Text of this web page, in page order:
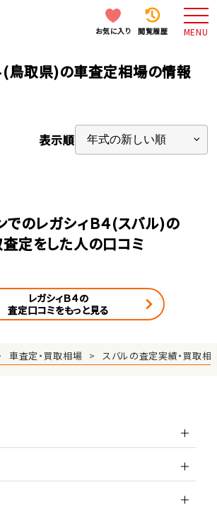
お気に入り 閲覧履歴 MENU
(鳥取県)の車査定相場の情報
表示順
でのレガシィＢ４(スバル)の
定をした人の口コミ
レガシィＢ４の
査定口コミをもっと見る
車査定・買取相場 スバルの査定実績・買取相